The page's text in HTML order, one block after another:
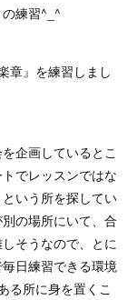
練習^_^
章』を練習しまし
企画しているとこ
でレッスンではな
いう所を探してい
の場所にいて、合
そうなので、とに
日練習できる環境
る所に身を置くこ